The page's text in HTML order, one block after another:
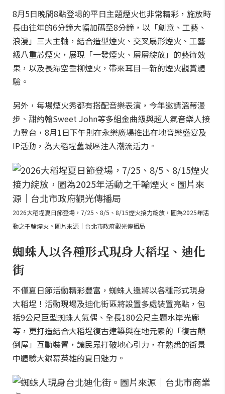
8月5日晚間8點登場的平日主題煙火也非常精彩，施放時
長由往年的6分鐘大幅加碼至8分鐘，以「創意、工藝、
浪漫」三大主軸，結合造型煙火、交叉扇形煙火、工藝
級八重芯煙火，展現「一發煙火、層層綻放」的藝術效
果，以及長滯空垂柳煙火，帶來耳目一新的煙火觀賞體
驗。
另外，每場煙火秀都有搭配音樂表演，今年邀請溫蒂漫
步、甜約翰Sweet John等多組金曲級與超人氣音樂人接
力登台，8月1日下午則在永樂廣場推出在地音樂盛宴及
IP活動，為大稻埕舊城區注入潮流活力。
2026大稻埕夏日節登場，7/25、8/5、8/15煙火接力綻放，圖為2025年活
動之千輪煙火。圖片來源｜台北市政府觀光傳播局
蜘蛛人以各種形式現身大稻埕、迪化
街
不僅夏日節活動精彩豐富，蜘蛛人還將以各種形式現身
大稻埕！活動現場及迪化街區將設置多處裝置亮點，包
括9公尺巨型蜘蛛人氣偶、全長180公尺主題水岸光廊
等，更打造結合大稻埕復古建築與在地元素的「復古顛
倒屋」互動裝置，讓民眾打破地心引力，在熟悉的街景
中體驗大銀幕英雄的夏日魅力。